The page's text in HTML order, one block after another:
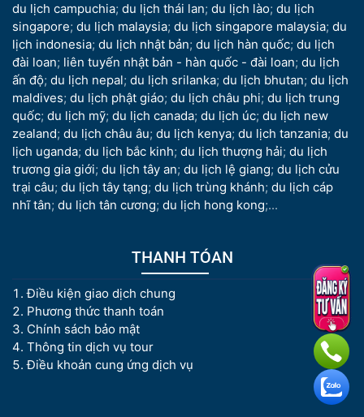
du lịch campuchia; du lịch thái lan; du lịch lào; du lịch
singapore; du lịch malaysia; du lịch singapore malaysia; du
lịch indonesia; du lịch nhật bản; du lịch hàn quốc; du lịch
đài loan; liên tuyến nhật bản - hàn quốc - đài loan; du lịch
ấn độ; du lịch nepal; du lịch srilanka; du lịch bhutan; du lịch
maldives; du lịch phật giáo; du lịch châu phi; du lịch trung
quốc; du lịch mỹ; du lịch canada; du lịch úc; du lịch new
zealand; du lịch châu âu; du lịch kenya; du lịch tanzania; du
lịch uganda; du lịch bắc kinh; du lịch thượng hải; du lịch
trương gia giới; du lịch tây an; du lịch lệ giang; du lịch cửu
trại câu; du lịch tây tạng; du lịch trùng khánh; du lịch cáp
nhĩ tân; du lịch tân cương; du lịch hong kong;...
THANH TÓAN
Điều kiện giao dịch chung
Phương thức thanh toán
Chính sách bảo mật
Thông tin dịch vụ tour
Điều khoản cung ứng dịch vụ